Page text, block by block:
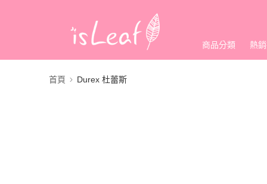
商品分類 熱
首頁 Durex 杜蕾斯